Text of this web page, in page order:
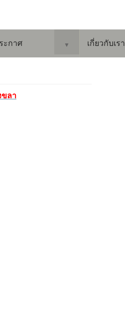
ะกาศ ▼ เกี่ยวกับเรา
ลา